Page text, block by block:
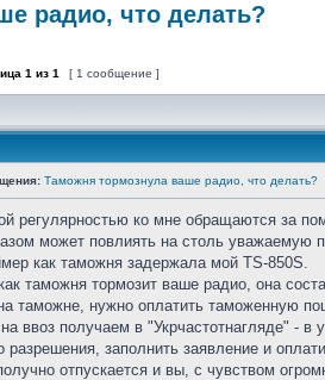
радио, что делать?
1 из 1 [ 1 сообщение ]
Таможня тормознула ваше радио, что делать?
регулярностью ко мне обращаются за
может повлиять на столь уважаемую
как таможня задержала мой TS-850S.
таможня тормозит ваше радио, она
таможне, нужно оплатить таможенную
ввоз получаем в "Укрчастотнагляде" -
разрешения, заполнить заявление и
отпускается и вы, с чувством